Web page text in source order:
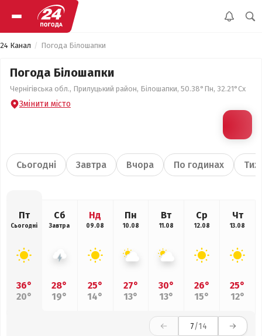
24 Канал Погода Білошапки
Погода Білошапки
Чернігівська обл., Прилуцький район, Білошапки, 50.38°Пн, 32.21°Сх
Змінити місто
Сьогодні Завтра Вчора По годинах
Пт
Сьогодні
36°
20°
Сб
Завтра
28°
19°
Нд
09.08
25°
14°
Пн
10.08
27°
13°
Вт
11.08
30°
13°
Ср
12.08
26°
15°
Чт
13.08
25°
12°
7/14